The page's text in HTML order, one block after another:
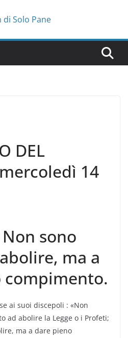
DEL
14
sono
ma a
compimento.
ai suoi discepoli : «Non
ad abolire la Legge o i Profeti;
ma a dare pieno